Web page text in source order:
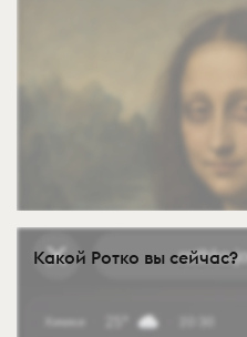
Какой Ротко вы сейчас?